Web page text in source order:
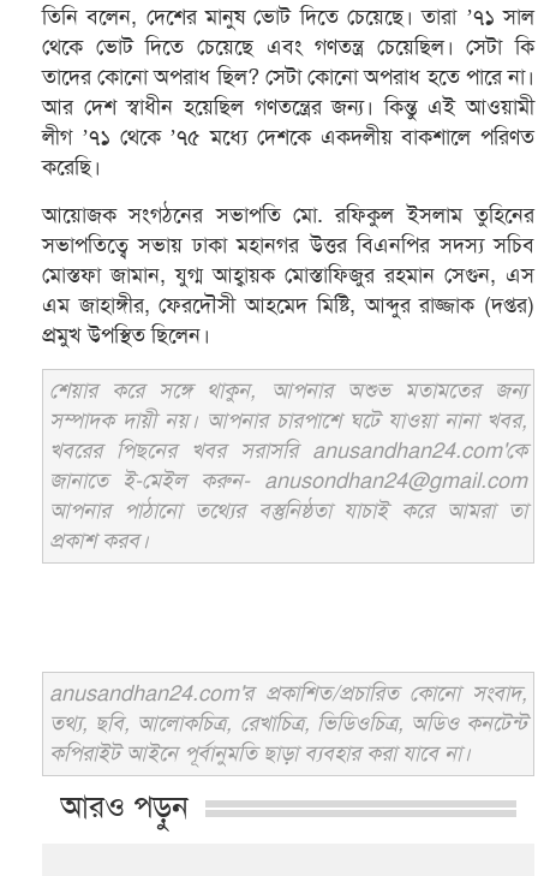
তিনি বলেন, দেশের মানুষ ভোট দিতে চেয়েছে। তারা ’৭১ সাল
থেকে ভোট দিতে চেয়েছে এবং গণতন্ত্র চেয়েছিল। সেটা কি
তাদের কোনো অপরাধ ছিল? সেটা কোনো অপরাধ হতে পারে না।
আর দেশ স্বাধীন হয়েছিল গণতন্ত্রের জন্য। কিন্তু এই আওয়ামী
লীগ ’৭১ থেকে ’৭৫ মধ্যে দেশকে একদলীয় বাকশালে পরিণত
করেছি।
আয়োজক সংগঠনের সভাপতি মো. রফিকুল ইসলাম তুহিনের
সভাপতিত্বে সভায় ঢাকা মহানগর উত্তর বিএনপির সদস্য সচিব
মোস্তফা জামান, যুগ্ম আহ্বায়ক মোস্তাফিজুর রহমান সেগুন, এস
এম জাহাঙ্গীর, ফেরদৌসী আহমেদ মিষ্টি, আব্দুর রাজ্জাক (দপ্তর)
প্রমুখ উপস্থিত ছিলেন।
শেয়ার করে সঙ্গে থাকুন, আপনার অশুভ মতামতের জন্য
সম্পাদক দায়ী নয়। আপনার চারপাশে ঘটে যাওয়া নানা খবর,
খবরের পিছনের খবর সরাসরি anusandhan24.com'কে
জানাতে ই-মেইল করুন- anusondhan24@gmail.com
আপনার পাঠানো তথ্যের বস্তুনিষ্ঠতা যাচাই করে আমরা তা
প্রকাশ করব।
anusandhan24.com'র প্রকাশিত/প্রচারিত কোনো সংবাদ,
তথ্য, ছবি, আলোকচিত্র, রেখাচিত্র, ভিডিওচিত্র, অডিও কনটেন্ট
কপিরাইট আইনে পূর্বানুমতি ছাড়া ব্যবহার করা যাবে না।
আরও পড়ুন